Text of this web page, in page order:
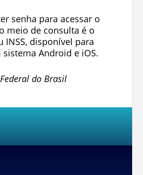
senha para acessar o
meio de consulta é o
INSS, disponível para
Android e iOS.
do Brasil